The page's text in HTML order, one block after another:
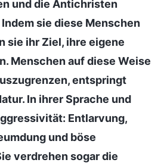
und die Antichristen
sie diese Menschen
sie ihr Ziel, ihre eigene
Menschen auf diese Weise
entspringt
In ihrer Sprache und
Entlarvung,
und böse
verdrehen sogar die